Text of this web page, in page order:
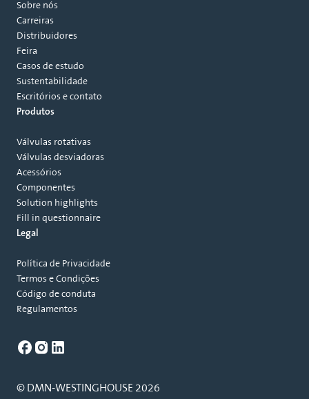
Sobre nós
Carreiras
Distribuidores
Feira
Casos de estudo
Sustentabilidade
Escritórios e contato
Produtos
Válvulas rotativas
Válvulas desviadoras
Acessórios
Componentes
Solution highlights
Fill in questionnaire
Legal
Política de Privacidade
Termos e Condições
Código de conduta
Regulamentos
© DMN-WESTINGHOUSE 2026